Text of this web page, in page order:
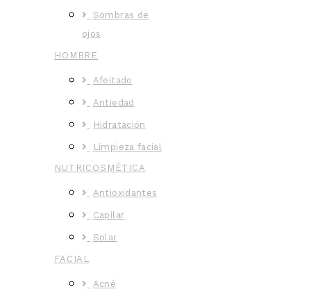
Sombras de
ojos
HOMBRE
Afeitado
Antiedad
Hidratación
Limpieza facial
NUTRICOSMÉTICA
Antioxidantes
Capilar
Solar
FACIAL
Acné